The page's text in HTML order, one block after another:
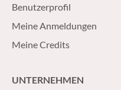
Benutzerprofil
Meine Anmeldungen
Meine Credits
UNTERNEHMEN